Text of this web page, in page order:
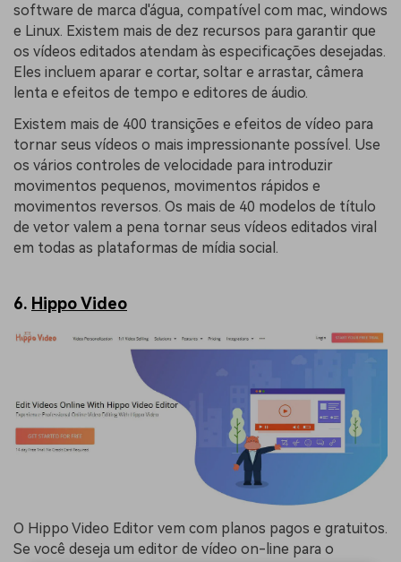
software de marca d'água, compatível com mac, windows
e Linux. Existem mais de dez recursos para garantir que
os vídeos editados atendam às especificações desejadas.
Eles incluem aparar e cortar, soltar e arrastar, câmera
lenta e efeitos de tempo e editores de áudio.
Existem mais de 400 transições e efeitos de vídeo para
tornar seus vídeos o mais impressionante possível. Use
os vários controles de velocidade para introduzir
movimentos pequenos, movimentos rápidos e
movimentos reversos. Os mais de 40 modelos de título
de vetor valem a pena tornar seus vídeos editados viral
em todas as plataformas de mídia social.
6. Hippo Video
O Hippo Video Editor vem com planos pagos e gratuitos.
Se você deseja um editor de vídeo on-line para o